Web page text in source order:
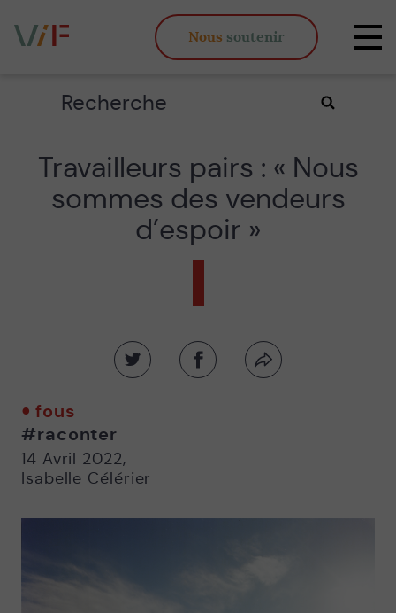
inégaux
Nous soutenir
Rechercher
Valider
Travailleurs pairs : « Nous
sommes des vendeurs
d’espoir »
Partager
Partager
Partager
fous
#raconter
14 Avril 2022,
Isabelle Célérier